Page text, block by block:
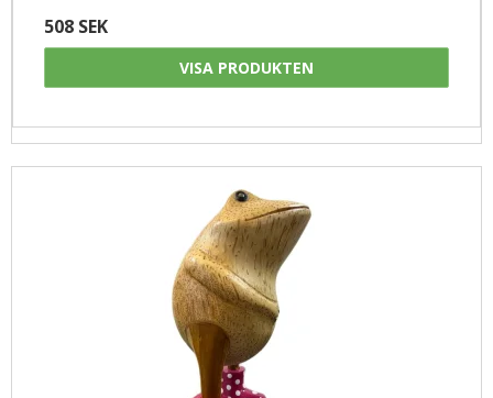
508 SEK
VISA PRODUKTEN